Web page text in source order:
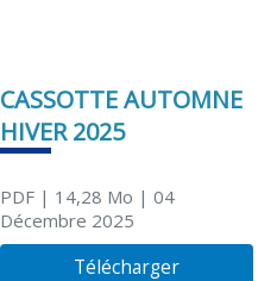
CASSOTTE AUTOMNE
HIVER 2025
PDF| 14,28 Mo | 04
Décembre 2025
Télécharger